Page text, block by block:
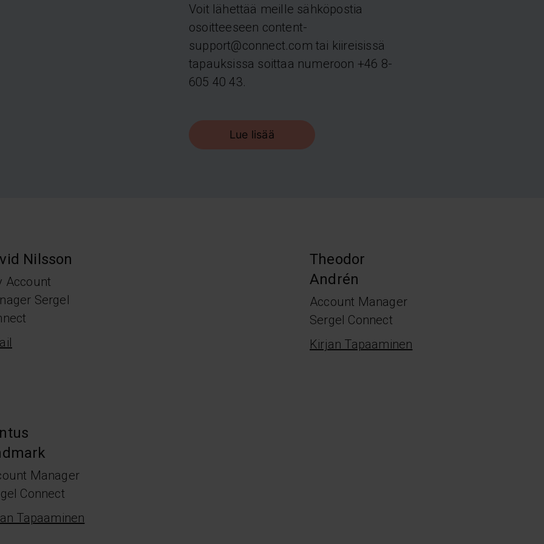
Voit lähettää meille sähköpostia
osoitteeseen content-
support@connect.com tai kiireisissä
tapauksissa soittaa numeroon +46 8-
605 40 43.
Lue lisää
Nilsson
Account
Sergel
Theodor
Andrén
Account Manager
Sergel Connect
Kirjan Tapaaminen
Manager
Connect
Tapaaminen